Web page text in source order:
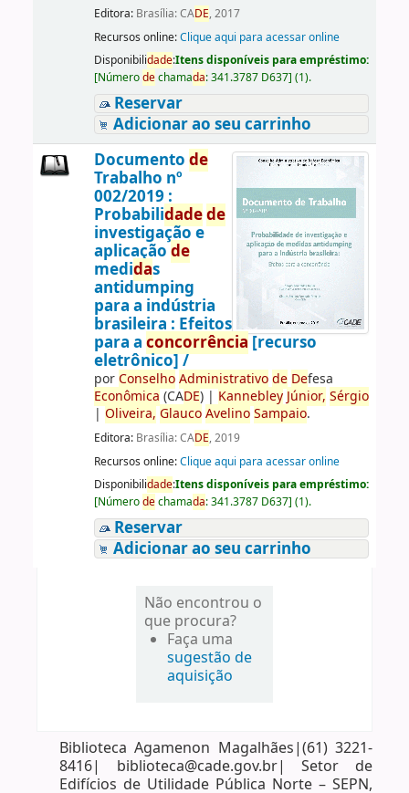
Editora: Brasília: CADE, 2017
Recursos online:Clique aqui para acessar online
Disponibilidade:Itens disponíveis para empréstimo:
[Númerodechamada:341.3787 D637] (1).
Reservar
Adicionar ao seu carrinho
Documento de
Trabalho nº
002/2019 :
Probabilidadede
investigação e
aplicação de
medidas
antidumping
para a indústria
brasileira : Efeitos
para a concorrência [recurso
eletrônico] /
porConselho Administrativo de Defesa
Econômica (CADE)| Kannebley Júnior, Sérgio
| Oliveira, Glauco Avelino Sampaio.
Editora: Brasília: CADE, 2019
Recursos online:Clique aqui para acessar online
Disponibilidade:Itens disponíveis para empréstimo:
[Númerodechamada:341.3787 D637] (1).
Reservar
Adicionar ao seu carrinho
Não encontrou o
que procura?
Faça uma
sugestão de
aquisição
Biblioteca Agamenon Magalhães|(61) 3221-
8416| biblioteca@cade.gov.br| Setor de
Edifícios de Utilidade Pública Norte – SEPN,